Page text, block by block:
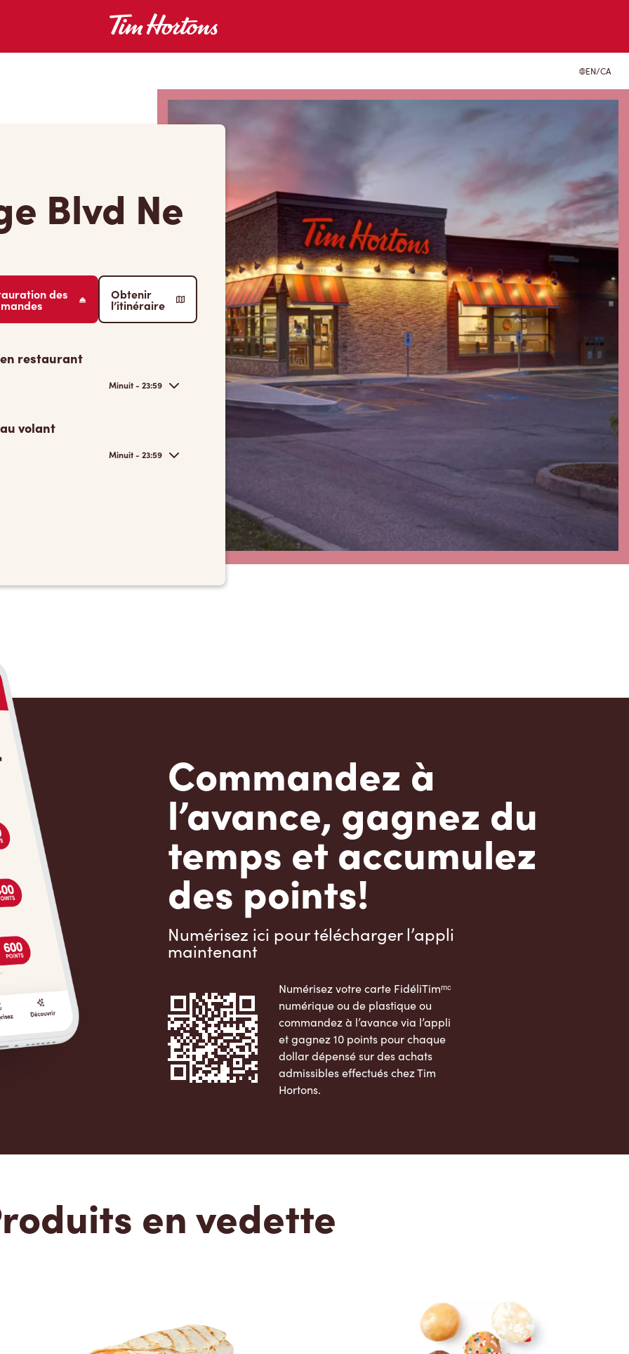
EN/CA
Blvd Ne
des Obtenir
l’itinéraire
restaurant
Minuit - 23:59
volant
Minuit - 23:59
Commandez à
l’avance, gagnez du
temps et accumulez
des points!
Numérisez ici pour télécharger l’appli
maintenant
Numérisez votre carte FidéliTimᵐᶜ
numérique ou de plastique ou
commandez à l’avance via l’appli
et gagnez 10 points pour chaque
dollar dépensé sur des achats
admissibles effectués chez Tim
Hortons.
en vedette